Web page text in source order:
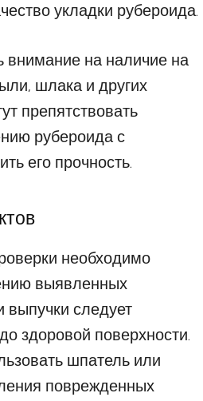
укладки рубероида.
внимание на наличие на
шлака и других
препятствовать
рубероида с
его прочность.
необходимо
выявленных
следует
здоровой поверхности.
шпатель или
поврежденных